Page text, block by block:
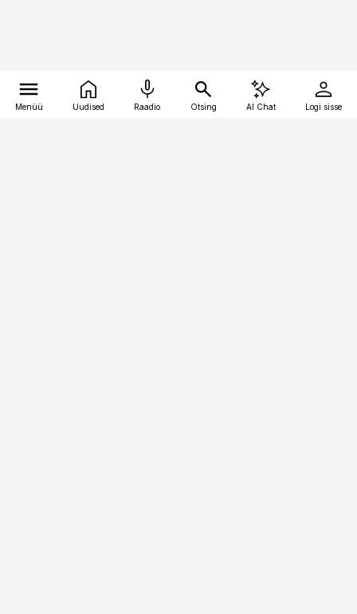
Menüü Uudised Raadio Otsing AI Chat Logi sisse